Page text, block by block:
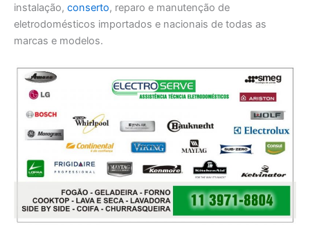
instalação, conserto, reparo e manutenção de
eletrodomésticos importados e nacionais de todas as
marcas e modelos.